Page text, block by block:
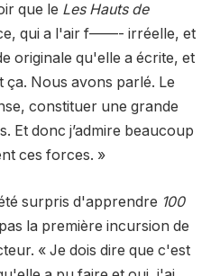
que le Les Hauts de
qui a l'air f——- irréelle, et
originale qu'elle a écrite, et
ça. Nous avons parlé. Le
constituer une grande
Et donc j’admire beaucoup
ces forces. »
surpris d'apprendre 100
la première incursion de
« Je dois dire que c'est